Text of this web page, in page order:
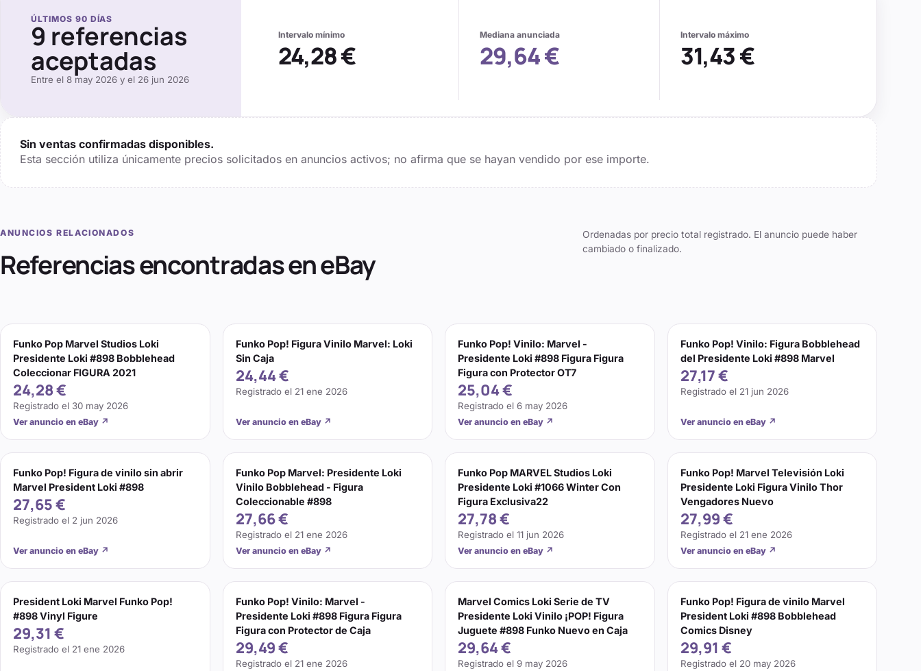
ÚLTIMOS 90 DÍAS
9 referencias
aceptadas
Entre el 8 may 2026 y el 26 jun 2026
Intervalo mínimo
24,28 €
Mediana anunciada
29,64 €
Intervalo máximo
31,43 €
Sin ventas confirmadas disponibles.
Esta sección utiliza únicamente precios solicitados en anuncios activos; no afirma que se hayan vendido por ese importe.
ANUNCIOS RELACIONADOS
Referencias encontradas en eBay
Ordenadas por precio total registrado. El anuncio puede haber
cambiado o finalizado.
Funko Pop Marvel Studios Loki
Presidente Loki #898 Bobblehead
Coleccionar FIGURA 2021
24,28 €
Registrado el 30 may 2026
Ver anuncio en eBay ↗
Funko Pop! Figura Vinilo Marvel: Loki
Sin Caja
24,44 €
Registrado el 21 ene 2026
Ver anuncio en eBay ↗
Funko Pop! Vinilo: Marvel -
Presidente Loki #898 Figura Figura
Figura con Protector OT7
25,04 €
Registrado el 6 may 2026
Ver anuncio en eBay ↗
Funko Pop! Vinilo: Figura Bobblehead
del Presidente Loki #898 Marvel
27,17 €
Registrado el 21 jun 2026
Ver anuncio en eBay ↗
Funko Pop! Figura de vinilo sin abrir
Marvel President Loki #898
27,65 €
Registrado el 2 jun 2026
Ver anuncio en eBay ↗
Funko Pop Marvel: Presidente Loki
Vinilo Bobblehead - Figura
Coleccionable #898
27,66 €
Registrado el 21 ene 2026
Ver anuncio en eBay ↗
Funko Pop MARVEL Studios Loki
Presidente Loki #1066 Winter Con
Figura Exclusiva22
27,78 €
Registrado el 11 jun 2026
Ver anuncio en eBay ↗
Funko Pop! Marvel Televisión Loki
Presidente Loki Figura Vinilo Thor
Vengadores Nuevo
27,99 €
Registrado el 21 ene 2026
Ver anuncio en eBay ↗
President Loki Marvel Funko Pop!
#898 Vinyl Figure
29,31 €
Registrado el 21 ene 2026
Funko Pop! Vinilo: Marvel -
Presidente Loki #898 Figura Figura
Figura con Protector de Caja
29,49 €
Registrado el 21 ene 2026
Marvel Comics Loki Serie de TV
Presidente Loki Vinilo ¡POP! Figura
Juguete #898 Funko Nuevo en Caja
29,64 €
Registrado el 9 may 2026
Funko Pop! Figura de vinilo Marvel
President Loki #898 Bobblehead
Comics Disney
29,91 €
Registrado el 20 may 2026